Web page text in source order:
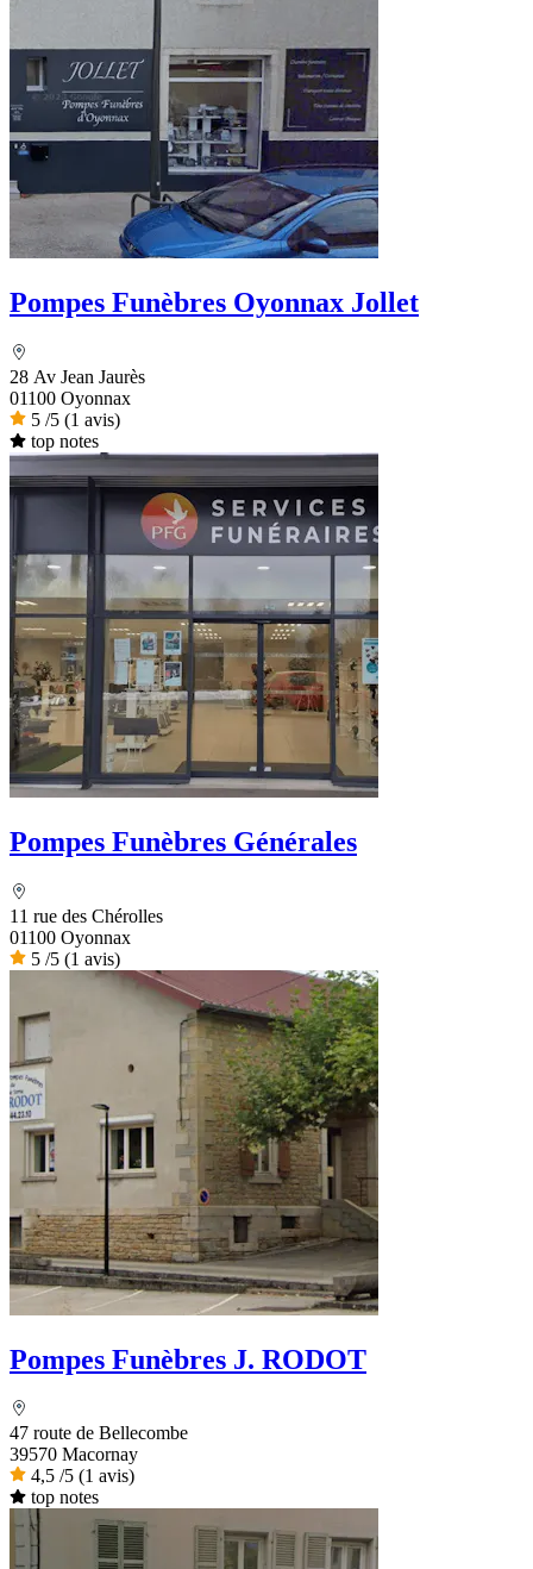
Pompes Funèbres Oyonnax Jollet
28 Av Jean Jaurès
01100 Oyonnax
5 /5 (1 avis)
top notes
Pompes Funèbres Générales
11 rue des Chérolles
01100 Oyonnax
5 /5 (1 avis)
Pompes Funèbres J. RODOT
47 route de Bellecombe
39570 Macornay
4,5 /5 (1 avis)
top notes